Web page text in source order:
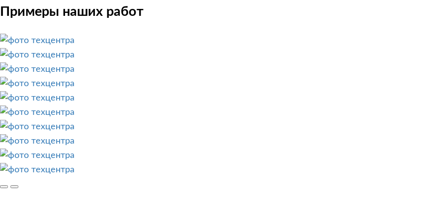
Примеры наших работ